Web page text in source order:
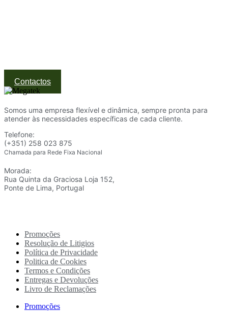
Contactos
Somos uma empresa flexível e dinâmica, sempre pronta para
atender às necessidades específicas de cada cliente.
Telefone:
(+351) 258 023 875
Chamada para Rede Fixa Nacional
Morada:
Rua Quinta da Graciosa Loja 152,
Ponte de Lima, Portugal
Promoções
Resolução de Litigios
Política de Privacidade
Politica de Cookies
Termos e Condições
Entregas e Devoluções
Livro de Reclamações
Promoções